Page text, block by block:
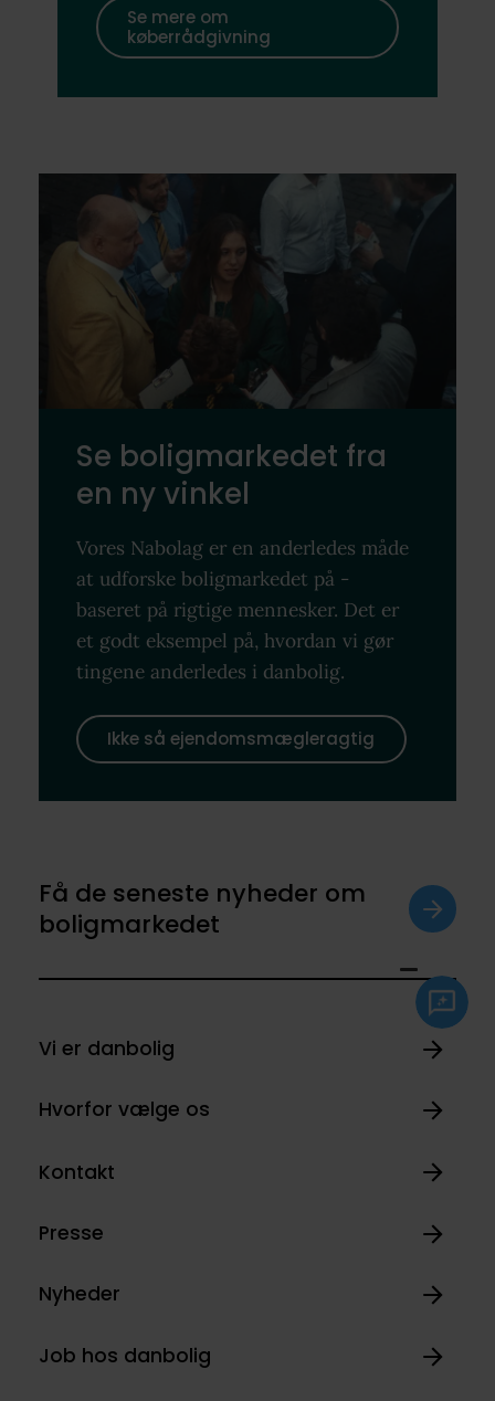
Se mere om
køberrådgivning
Se boligmarkedet fra
en ny vinkel
Vores Nabolag er en anderledes måde
at udforske boligmarkedet på -
baseret på rigtige mennesker. Det er
et godt eksempel på, hvordan vi gør
tingene anderledes i danbolig.
Ikke så ejendomsmægleragtig
Få de seneste nyheder om
boligmarkedet
Vi er danbolig
Hvorfor vælge os
Kontakt
Presse
Nyheder
Job hos danbolig